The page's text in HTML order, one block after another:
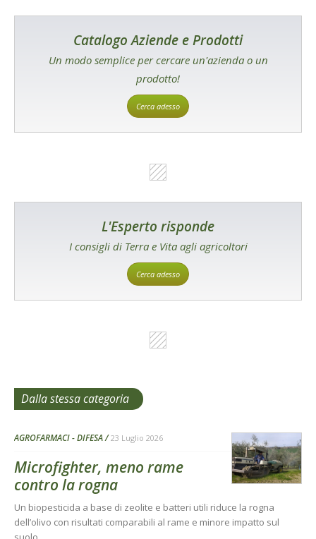
Catalogo Aziende e Prodotti
Un modo semplice per cercare un'azienda o un
prodotto!
Cerca adesso
L'Esperto risponde
I consigli di Terra e Vita agli agricoltori
Cerca adesso
Dalla stessa categoria
AGROFARMACI - DIFESA 23 Luglio 2026
Microfighter, meno rame
contro la rogna
Un biopesticida a base di zeolite e batteri utili riduce la rogna
dell’olivo con risultati comparabili al rame e minore impatto sul